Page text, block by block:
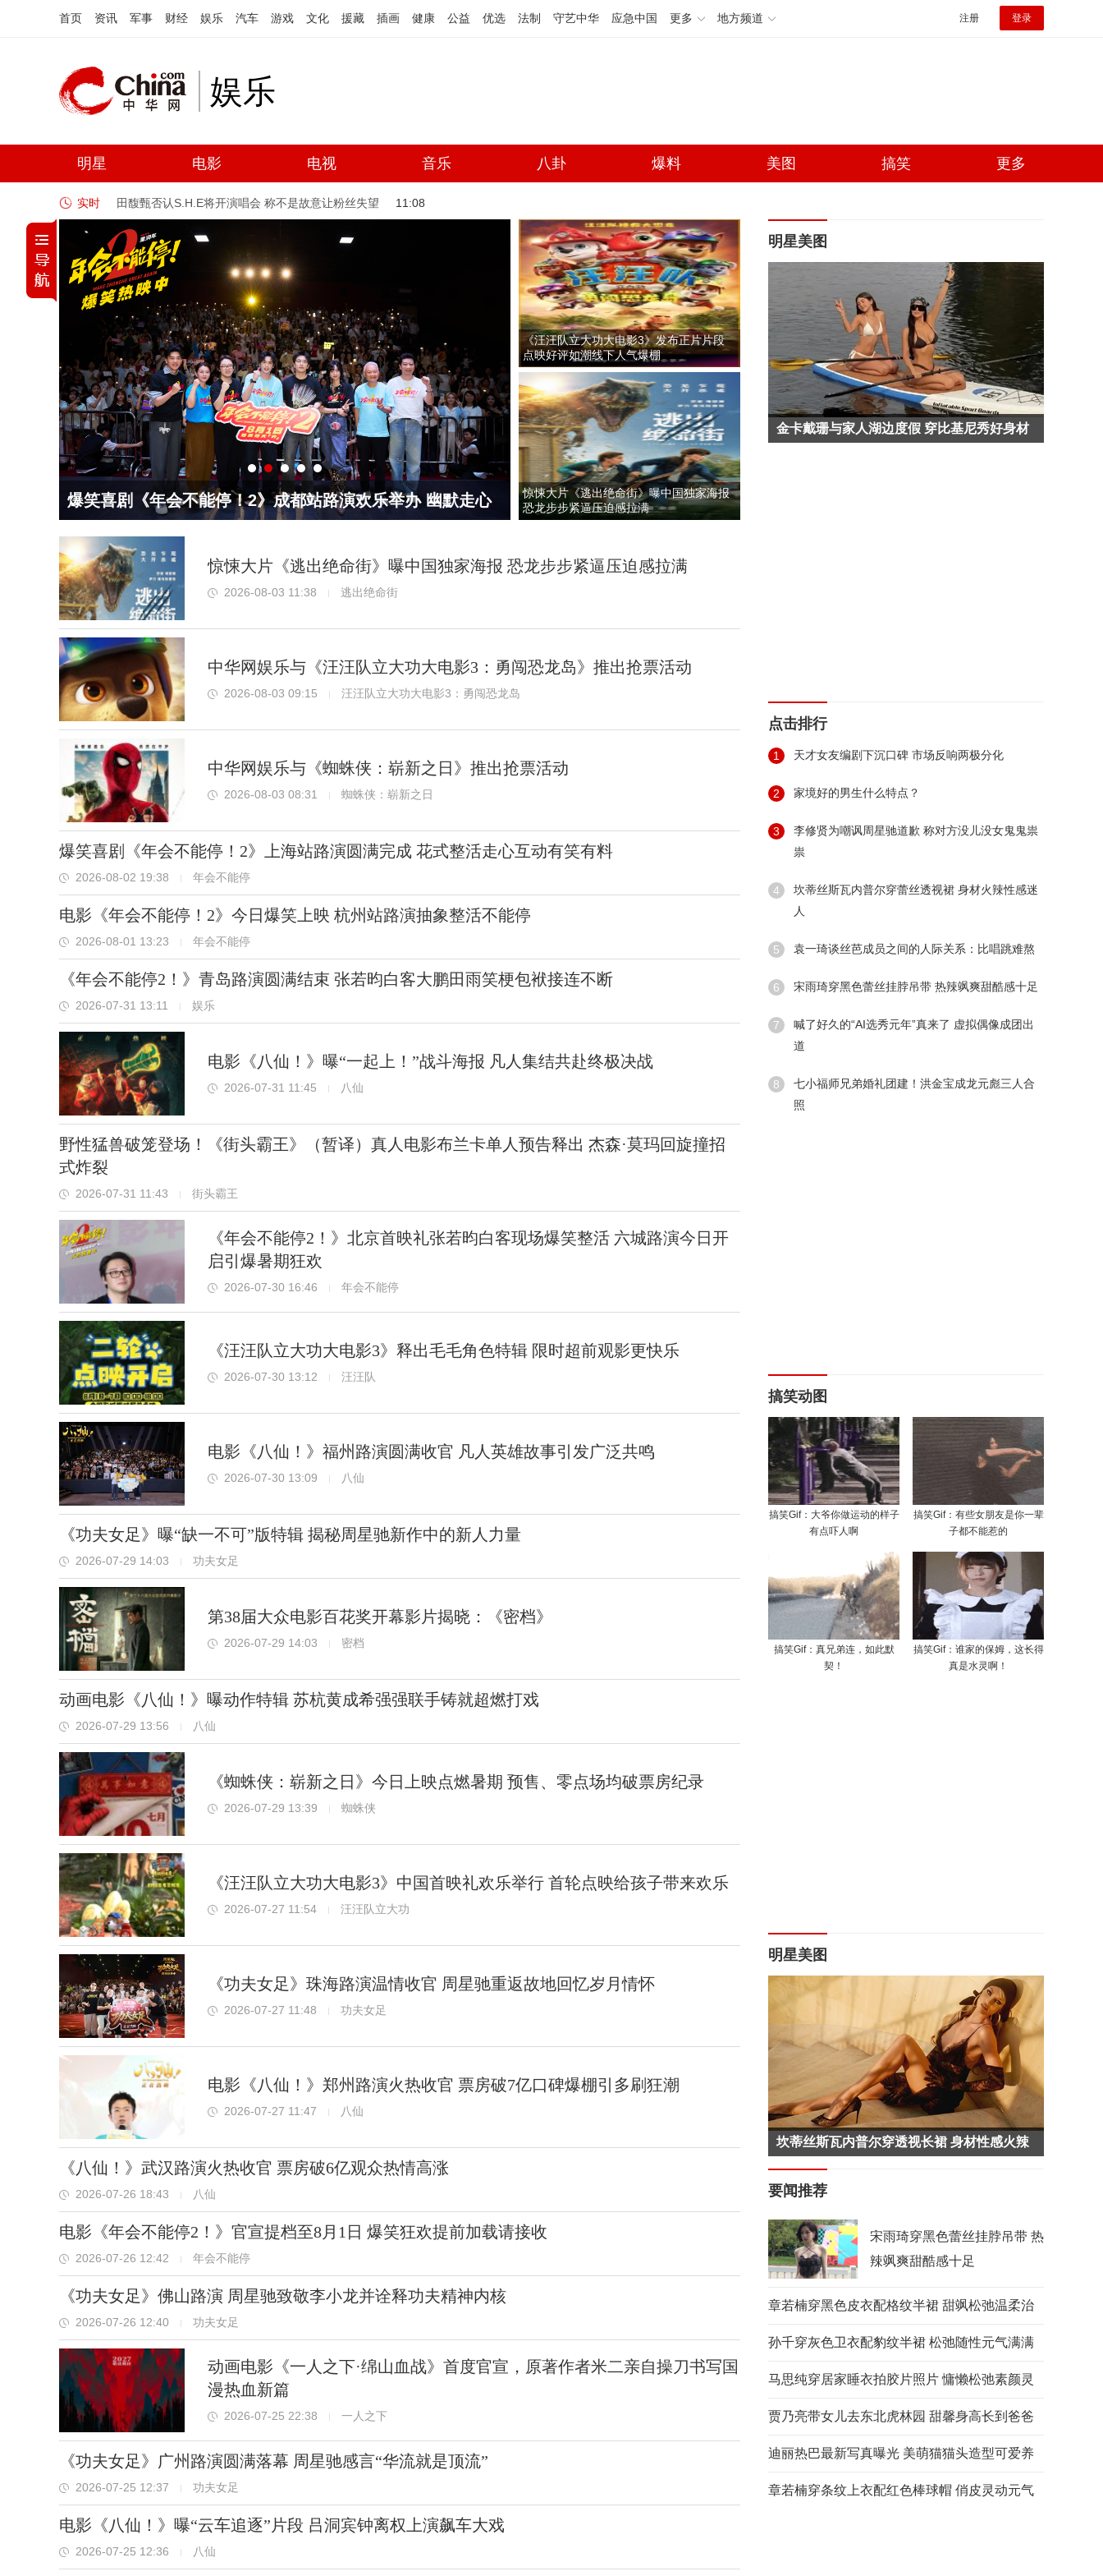
首页 资讯 军事 财经 娱乐 汽车 游戏 文化 援藏 插画 健康 公益 优选 法制 守艺中华 应急中国 更多 地方频道 注册 登录
娱乐
明星 电影 电视 音乐 八卦 爆料 美图 搞笑 更多
实时 田馥甄否认S.H.E将开演唱会 称不是故意让粉丝失望 11:08
举办 幽默走心 从激战赤水河到奋进强军路 电影《四渡》建军99周年之际感
动观众
电影《年会不能停！2》深圳站路演笑声不断 主创解读分享
《汪汪队立大功大电影3》发布正片片段
点映好评如潮线下人气爆棚
惊悚大片《逃出绝命街》曝中国独家海报
恐龙步步紧逼压迫感拉满
惊悚大片《逃出绝命街》曝中国独家海报 恐龙步步紧逼压迫感拉满
2026-08-03 11:38 逃出绝命街
中华网娱乐与《汪汪队立大功大电影3：勇闯恐龙岛》推出抢票活动
2026-08-03 09:15 汪汪队立大功大电影3：勇闯恐龙岛
中华网娱乐与《蜘蛛侠：崭新之日》推出抢票活动
2026-08-03 08:31 蜘蛛侠：崭新之日
爆笑喜剧《年会不能停！2》上海站路演圆满完成 花式整活走心互动有笑有料
2026-08-02 19:38 年会不能停
电影《年会不能停！2》今日爆笑上映 杭州站路演抽象整活不能停
2026-08-01 13:23 年会不能停
《年会不能停2！》青岛路演圆满结束 张若昀白客大鹏田雨笑梗包袱接连不断
2026-07-31 13:11 娱乐
电影《八仙！》曝“一起上！”战斗海报 凡人集结共赴终极决战
2026-07-31 11:45 八仙
野性猛兽破笼登场！《街头霸王》（暂译）真人电影布兰卡单人预告释出 杰森·莫玛回旋撞招
式炸裂
2026-07-31 11:43 街头霸王
《年会不能停2！》北京首映礼张若昀白客现场爆笑整活 六城路演今日开
启引爆暑期狂欢
2026-07-30 16:46 年会不能停
《汪汪队立大功大电影3》释出毛毛角色特辑 限时超前观影更快乐
2026-07-30 13:12 汪汪队
电影《八仙！》福州路演圆满收官 凡人英雄故事引发广泛共鸣
2026-07-30 13:09 八仙
《功夫女足》曝“缺一不可”版特辑 揭秘周星驰新作中的新人力量
2026-07-29 14:03 功夫女足
第38届大众电影百花奖开幕影片揭晓：《密档》
2026-07-29 14:03 密档
动画电影《八仙！》曝动作特辑 苏杭黄成希强强联手铸就超燃打戏
2026-07-29 13:56 八仙
《蜘蛛侠：崭新之日》今日上映点燃暑期 预售、零点场均破票房纪录
2026-07-29 13:39 蜘蛛侠
《汪汪队立大功大电影3》中国首映礼欢乐举行 首轮点映给孩子带来欢乐
2026-07-27 11:54 汪汪队立大功
《功夫女足》珠海路演温情收官 周星驰重返故地回忆岁月情怀
2026-07-27 11:48 功夫女足
电影《八仙！》郑州路演火热收官 票房破7亿口碑爆棚引多刷狂潮
2026-07-27 11:47 八仙
《八仙！》武汉路演火热收官 票房破6亿观众热情高涨
2026-07-26 18:43 八仙
电影《年会不能停2！》官宣提档至8月1日 爆笑狂欢提前加载请接收
2026-07-26 12:42 年会不能停
《功夫女足》佛山路演 周星驰致敬李小龙并诠释功夫精神内核
2026-07-26 12:40 功夫女足
动画电影《一人之下·绵山血战》首度官宣，原著作者米二亲自操刀书写国
漫热血新篇
2026-07-25 22:38 一人之下
《功夫女足》广州路演圆满落幕 周星驰感言“华流就是顶流”
2026-07-25 12:37 功夫女足
电影《八仙！》曝“云车追逐”片段 吕洞宾钟离权上演飙车大戏
2026-07-25 12:36 八仙
明星美图
金卡戴珊与家人湖边度假 穿比基尼秀好身材
点击排行
1 天才女友编剧下沉口碑 市场反响两极分化
2 家境好的男生什么特点？
3
李修贤为嘲讽周星驰道歉 称对方没儿没女鬼鬼祟
祟
4
坎蒂丝斯瓦内普尔穿蕾丝透视裙 身材火辣性感迷
人
5 袁一琦谈丝芭成员之间的人际关系：比唱跳难熬
6 宋雨琦穿黑色蕾丝挂脖吊带 热辣飒爽甜酷感十足
7
喊了好久的“AI选秀元年”真来了 虚拟偶像成团出
道
8
七小福师兄弟婚礼团建！洪金宝成龙元彪三人合
照
搞笑动图
搞笑Gif：大爷你做运动的样子
有点吓人啊
搞笑Gif：有些女朋友是你一辈
子都不能惹的
搞笑Gif：真兄弟连，如此默
契！
搞笑Gif：谁家的保姆，这长得
真是水灵啊！
明星美图
坎蒂丝斯瓦内普尔穿透视长裙 身材性感火辣
要闻推荐
宋雨琦穿黑色蕾丝挂脖吊带 热
辣飒爽甜酷感十足
章若楠穿黑色皮衣配格纹半裙 甜飒松弛温柔治
愈
孙千穿灰色卫衣配豹纹半裙 松弛随性元气满满
马思纯穿居家睡衣拍胶片照片 慵懒松弛素颜灵
动
贾乃亮带女儿去东北虎林园 甜馨身高长到爸爸
肩膀
迪丽热巴最新写真曝光 美萌猫猫头造型可爱养
眼
章若楠穿条纹上衣配红色棒球帽 俏皮灵动元气